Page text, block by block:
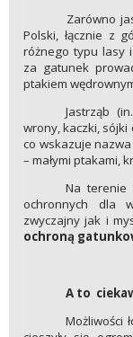
Zarówno
Polski, łącznie z
różnego typu lasy
za gatunek
ptakiem
Jastrząb
wrony, kaczki, sójki
co wskazuje
– małymi ptakami,
Na terenie
ochronnych dla
zwyczajny jak i
ochroną
A to
Możliwości